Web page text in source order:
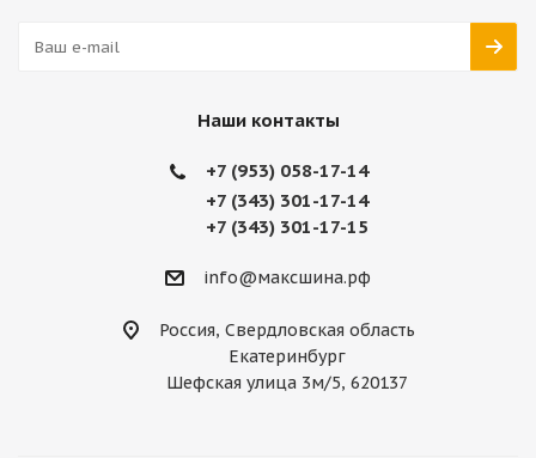
Наши контакты
+7 (953) 058-17-14
+7 (343) 301-17-14
+7 (343) 301-17-15
info@максшина.рф
Россия, Свердловская область
Екатеринбург
Шефская улица 3м/5, 620137